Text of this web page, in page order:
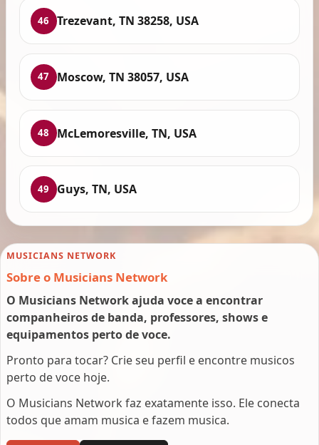
46 Trezevant, TN 38258, USA
47 Moscow, TN 38057, USA
48 McLemoresville, TN, USA
49 Guys, TN, USA
MUSICIANS NETWORK
Sobre o Musicians Network
O Musicians Network ajuda voce a encontrar
companheiros de banda, professores, shows e
equipamentos perto de voce.
Pronto para tocar? Crie seu perfil e encontre musicos
perto de voce hoje.
O Musicians Network faz exatamente isso. Ele conecta
todos que amam musica e fazem musica.